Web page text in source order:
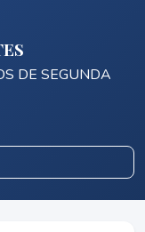
DE SEGUNDA